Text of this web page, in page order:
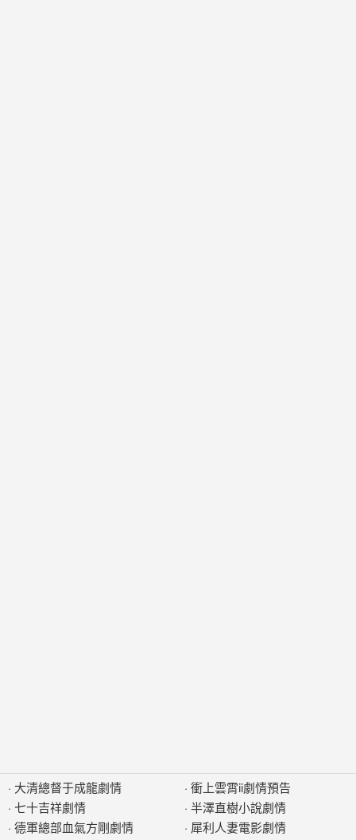
· 大清總督于成龍劇情
· 七十吉祥劇情
· 德軍總部血氣方剛劇情
· 衝上雲霄ii劇情預告
· 半澤直樹小說劇情
· 犀利人妻電影劇情